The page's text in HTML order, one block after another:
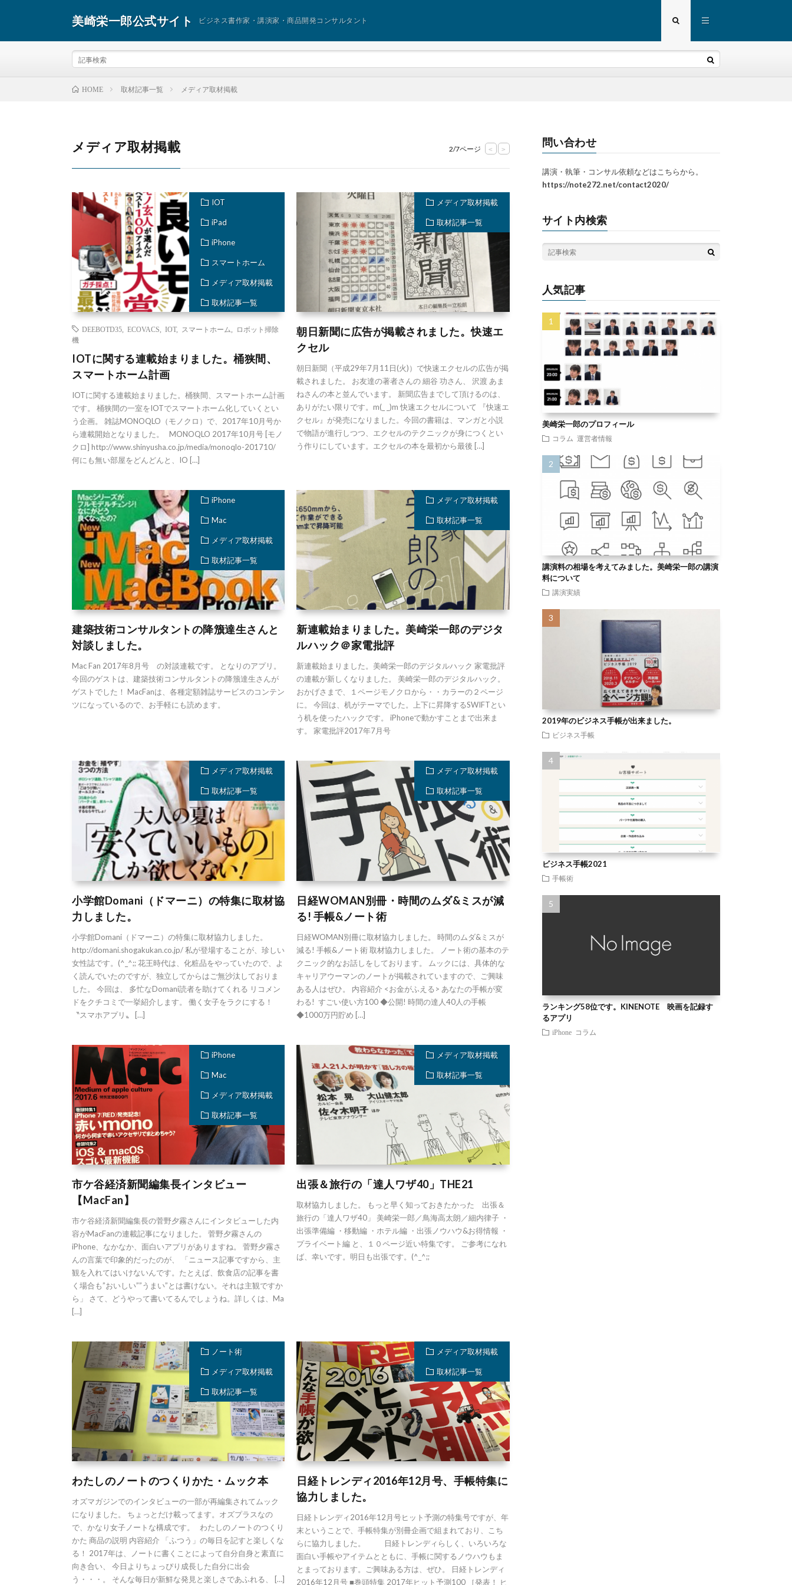
美崎栄一郎公式サイト ビジネス書作家・講演家・商品開発コンサルタント
HOME 取材記事一覧 メディア取材掲載
メディア取材掲載 2/7ページ < >
IOT
iPad
iPhone
スマートホーム
メディア取材掲載
取材記事一覧
DEEBOTD35 ECOVACS IOT, スマートホーム
ロボット掃除
機
IOTに関する連載始まりました。桶狭間、
スマートホーム計画
IOTに関する連載始まりました。桶狭間、スマートホーム計画
です。 桶狭間の一室をIOTでスマートホーム化していくとい
う企画。 雑誌MONOQLO（モノクロ）で、2017年10月号か
ら連載開始となりました。 MONOQLO 2017年10月号 [モノ
クロ] http://www.shinyusha.co.jp/media/monoqlo-201710/
何にも無い部屋をどんどんと、IO […]
メディア取材掲載
取材記事一覧
朝日新聞に広告が掲載されました。快速エ
クセル
朝日新聞（平成29年7月11日(火)）で快速エクセルの広告が掲
載されました。 お友達の著者さんの 細谷 功さん、 沢渡 あま
ねさんの本と並んでいます。 新聞広告までして頂けるのは、
ありがたい限りです。m(_ _)m 快速エクセルについて 『快速エ
クセル』が発売になりました。今回の書籍は、マンガと小説
で物語が進行しつつ、エクセルのテクニックが身につくとい
う作りにしています。エクセルの本を最初から最後 […]
iPhone
Mac
メディア取材掲載
取材記事一覧
建築技術コンサルタントの降籏達生さんと
対談しました。
Mac Fan 2017年8月号 の対談連載です。 となりのアプリ。
今回のゲストは、建築技術コンサルタントの降籏達生さんが
ゲストでした！ MacFanは、各種定額雑誌サービスのコンテン
ツになっているので、お手軽にも読めます。
メディア取材掲載
取材記事一覧
新連載始まりました。美崎栄一郎のデジタ
ルハック＠家電批評
新連載始まりました。美崎栄一郎のデジタルハック 家電批評
の連載が新しくなりました。 美崎栄一郎のデジタルハック。
おかげさまで、１ページモノクロから・・カラーの２ページ
に。 今回は、机がテーマでした。上下に昇降するSWIFTとい
う机を使ったハックです。 iPhoneで動かすことまで出来ま
す。 家電批評2017年7月号
メディア取材掲載
取材記事一覧
小学館Domani（ドマーニ）の特集に取材協
力しました。
小学館Domani（ドマーニ）の特集に取材協力しました。
http://domani.shogakukan.co.jp/ 私が登場することが、珍しい
女性誌です。(^_^;; 花王時代は、化粧品をやっていたので、よ
く読んでいたのですが、独立してからはご無沙汰しておりま
した。 今回は、 多忙なDomani読者を助けてくれる リコメン
ドをクチコミで一挙紹介します。 働く女子をラクにする！
〝スマホアプリ〟 […]
メディア取材掲載
取材記事一覧
日経WOMAN別冊・時間のムダ&ミスが減
る! 手帳&ノート術
日経WOMAN別冊に取材協力しました。 時間のムダ&ミスが
減る! 手帳&ノート術 取材協力しました。 ノート術の基本のテ
クニック的なお話しをしております。 ムックには、具体的な
キャリアウーマンのノートが掲載されていますので、ご興味
ある人はぜひ。 内容紹介 <お金がふえる> あなたの手帳が変
わる! すごい使い方100 ◆公開! 時間の達人40人の手帳
◆1000万円貯め […]
iPhone
Mac
メディア取材掲載
取材記事一覧
市ケ谷経済新聞編集長インタビュー
【MacFan】
市ケ谷経済新聞編集長の菅野夕霧さんにインタビューした内
容がMacFanの連載記事になりました。 菅野夕霧さんの
iPhone、なかなか、面白いアプリがありますね。 菅野夕霧さ
んの言葉で印象的だったのが、 「ニュース記事ですから、主
観を入れてはいけないんです。たとえば、飲食店の記事を書
く場合も”おいしい””うまい”とは書けない。それは主観ですか
ら」 さて、どうやって書いてるんでしょうね。詳しくは、Ma
[…]
メディア取材掲載
取材記事一覧
出張＆旅行の「達人ワザ40」THE21
取材協力しました。 もっと早く知っておきたかった 出張＆
旅行の「達人ワザ40」 美崎栄一郎／鳥海高太朗／細内律子 ・
出張準備編 ・移動編 ・ホテル編 ・出張ノウハウ&お得情報 ・
プライベート編 と、１０ページ近い特集です。 ご参考になれ
ば、幸いです。明日も出張です。(^_^;;
ノート術
メディア取材掲載
取材記事一覧
わたしのノートのつくりかた・ムック本
オズマガジンでのインタビューの一部が再編集されてムック
になりました。 ちょっとだけ載ってます。オズプラスなの
で、かなり女子ノートな構成です。 わたしのノートのつくり
かた 商品の説明 内容紹介 「ふつう」の毎日を記すと楽しくな
る！ 2017年は、ノートに書くことによって自分自身と素直に
向き合い、 今日よりちょっぴり成長した自分に出会
う・・・。 そんな毎日が新鮮な発見と楽しさであふれる、 […]
メディア取材掲載
取材記事一覧
日経トレンディ2016年12月号、手帳特集に
協力しました。
日経トレンディ2016年12月号ヒット予測の特集号ですが、年
末ということで、手帳特集が別冊企画で組まれており、こち
らに協力しました。 日経トレンディらしく、いろいろな
面白い手帳やアイテムとともに、手帳に関するノウハウもま
とまっております。ご興味ある方は、ぜひ。 日経トレンディ
2016年12月号 ■巻頭特集 2017年ヒット予測100 ［発表！ ヒ
問い合わせ
講演・執筆・コンサル依頼などはこちらから。
https://note272.net/contact2020/
サイト内検索
人気記事
美崎栄一郎のプロフィール
コラム 運営者情報
講演料の相場を考えてみました。美崎栄一郎の講演
料について
講演実績
2019年のビジネス手帳が出来ました。
ビジネス手帳
ビジネス手帳2021
手帳術
ランキング58位です。KINENOTE 映画を記録す
るアプリ
iPhone コラム